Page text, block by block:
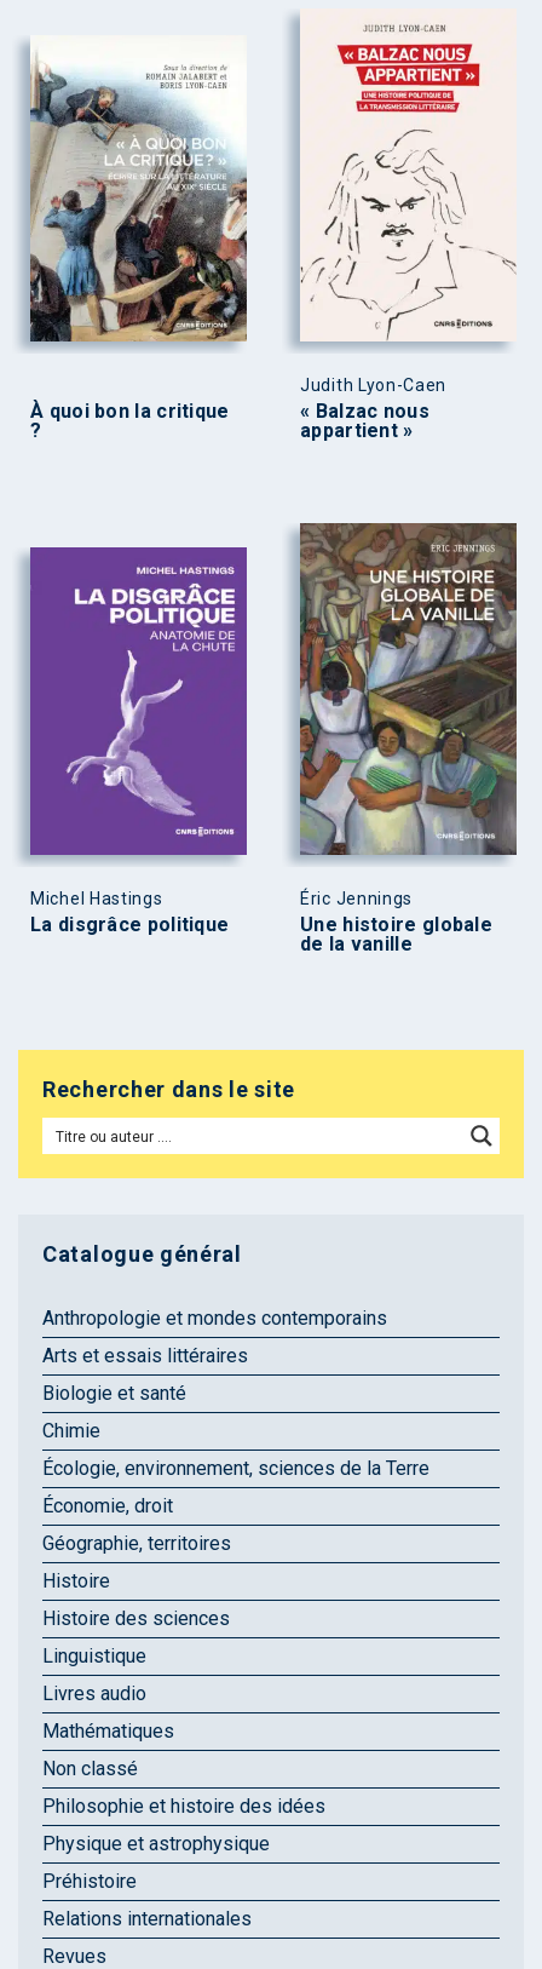
À quoi bon la critique
?
Judith Lyon-Caen
« Balzac nous
appartient »
Michel Hastings
La disgrâce politique
Éric Jennings
Une histoire globale
de la vanille
Rechercher dans le site
Catalogue général
Anthropologie et mondes contemporains
Arts et essais littéraires
Biologie et santé
Chimie
Écologie, environnement, sciences de la Terre
Économie, droit
Géographie, territoires
Histoire
Histoire des sciences
Linguistique
Livres audio
Mathématiques
Non classé
Philosophie et histoire des idées
Physique et astrophysique
Préhistoire
Relations internationales
Revues